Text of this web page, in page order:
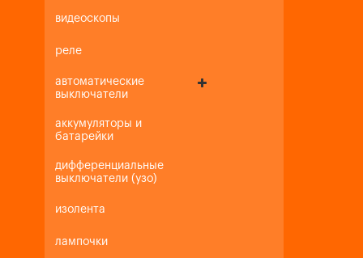
видеоскопы
реле
автоматические
выключатели
аккумуляторы и
батарейки
дифференциальные
выключатели (узо)
изолента
лампочки